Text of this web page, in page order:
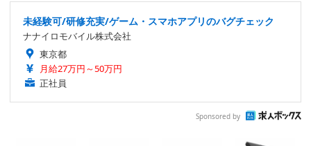
未経験可/研修充実/ゲーム・スマホアプリのバグチェック
ナナイロモバイル株式会社
東京都
月給27万円～50万円
正社員
Sponsored by